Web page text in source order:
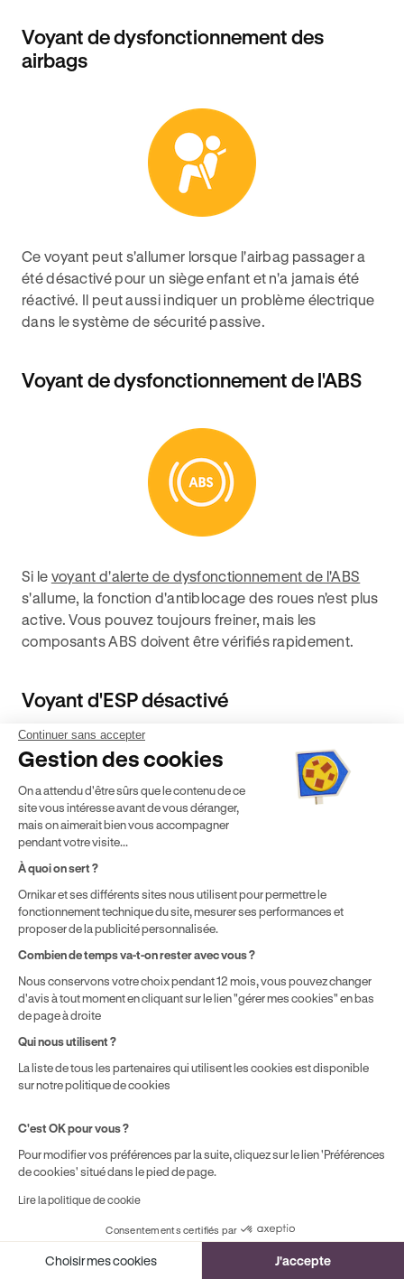
Voyant de dysfonctionnement des
airbags
Ce voyant peut s'allumer lorsque l'airbag passager a
été désactivé pour un siège enfant et n'a jamais été
réactivé. Il peut aussi indiquer un problème électrique
dans le système de sécurité passive.
Voyant de dysfonctionnement de l'ABS
Si le voyant d'alerte de dysfonctionnement de l'ABS
s'allume, la fonction d'antiblocage des roues n'est plus
active. Vous pouvez toujours freiner, mais les
composants ABS doivent être vérifiés rapidement.
Voyant d'ESP désactivé
Ce voyant indique que le conducteur a désactivé
via le bouton dédié. Réactivez-le dès que la situation le
permet.
Voyant de niveau d'AdBlue
Ce voyant signale que le niveau d'
refuser de démarrer.
Continuer sans accepter
Gestion des cookies
On a attendu d'être sûrs que le contenu de ce
site vous intéresse avant de vous déranger,
mais on aimerait bien vous accompagner
pendant votre visite...
À quoi on sert ?
Ornikar et ses différents sites nous utilisent pour permettre le
fonctionnement technique du site, mesurer ses performances et
proposer de la publicité personnalisée.
Combien de temps va-t-on rester avec vous ?
Nous conservons votre choix pendant 12 mois, vous pouvez changer
d'avis à tout moment en cliquant sur le lien "gérer mes cookies" en bas
de page à droite
Qui nous utilisent ?
La liste de tous les partenaires qui utilisent les cookies est disponible
sur notre politique de cookies
C'est OK pour vous ?
Pour modifier vos préférences par la suite, cliquez sur le lien 'Préférences
de cookies' situé dans le pied de page.
Lire la politique de cookie
Consentements certifiés par
Choisir mes cookies J'accepte
Cookies